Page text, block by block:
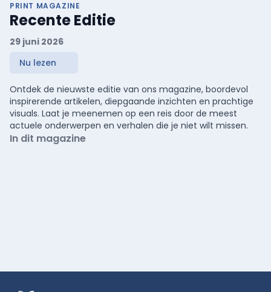
PRINT MAGAZINE
Recente Editie
29 juni 2026
Nu lezen
Ontdek de nieuwste editie van ons magazine, boordevol
inspirerende artikelen, diepgaande inzichten en prachtige
visuals. Laat je meenemen op een reis door de meest
actuele onderwerpen en verhalen die je niet wilt missen.
In dit magazine